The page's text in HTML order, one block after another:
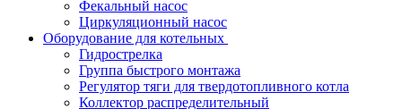
Фекальный насос
Циркуляционный насос
Оборудование для котельных
Гидрострелка
Группа быстрого монтажа
Регулятор тяги для твердотопливного котла
Коллектор распределительный